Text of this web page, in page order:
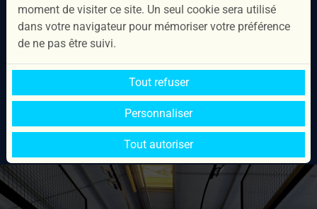
RÉSERVER MAINTENANT
06 86 86 25 74
Suivez-nous :
moment de visiter ce site. Un seul cookie sera utilisé
dans votre navigateur pour mémoriser votre préférence
de ne pas être suivi.
Tout refuser
Personnaliser
Tout autoriser